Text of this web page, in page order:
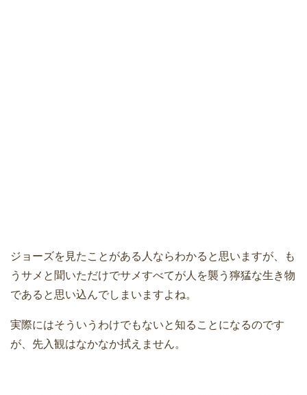
ジョーズを見たことがある人ならわかると思いますが、も
うサメと聞いただけでサメすべてが人を襲う獰猛な生き物
であると思い込んでしまいますよね。
実際にはそういうわけでもないと知ることになるのです
が、先入観はなかなか拭えません。